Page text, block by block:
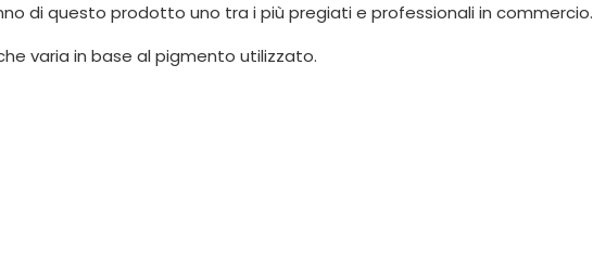
di questo prodotto uno tra i più pregiati e professionali in commercio.
varia in base al pigmento utilizzato.